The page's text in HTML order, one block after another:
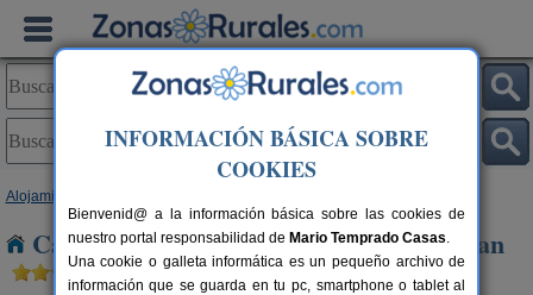
Alojamientos
Casas Rurales cerca de Barcala San Xoan
INFORMACIÓN BÁSICA SOBRE
COOKIES
Bienvenid@ a la información básica sobre las cookies de
nuestro portal responsabilidad de Mario Temprado Casas.
Una cookie o galleta informática es un pequeño archivo de
información que se guarda en tu pc, smartphone o tablet al